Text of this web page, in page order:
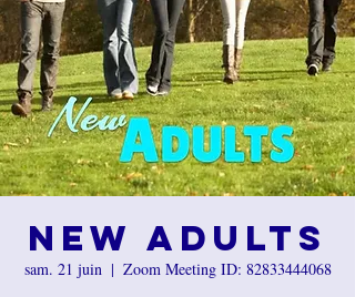
New Adults
sam. 21 juin
  |
Zoom Meeting ID: 82833444068